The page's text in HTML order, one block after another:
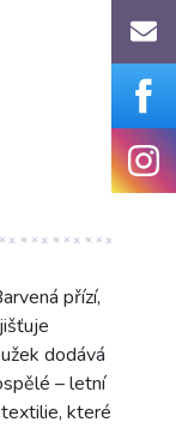
přízí,
dodává
– letní
textilie, které